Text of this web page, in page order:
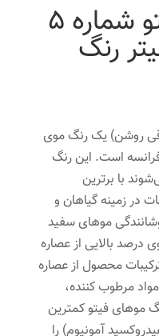
کیت رنگ مو فیتو شماره 5
لیتر رنگ
(رنگ فندقی روشن) یک رنگ موی
است. این رنگ
با برترین
در زمینه گیاهان و
موهای سفید
درصد بالایی از عصاره
رنگی بوده (بین ۵۷ تا ۶۱ ترکیبات محصول از عصاره
مرطوب کننده،
موهای فیتو کمترین
از ۲ درصد هیدروکسید آمونیوم) را